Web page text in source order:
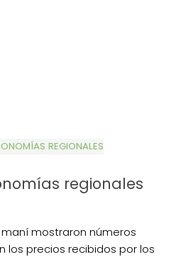
REGIONALES
regionales
mostraron números
los precios recibidos por los